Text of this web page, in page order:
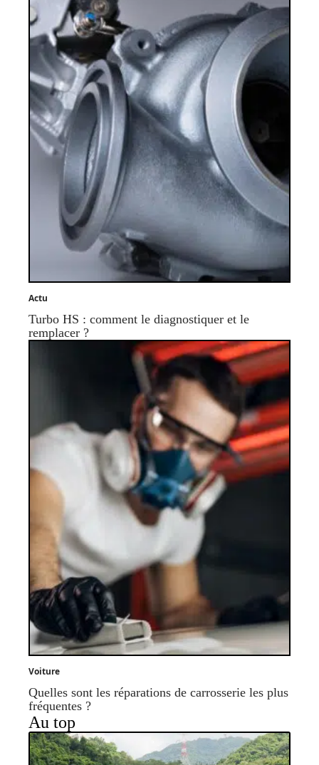
Actu
Turbo HS : comment le diagnostiquer et le
remplacer ?
Voiture
Quelles sont les réparations de carrosserie les plus
fréquentes ?
Au top